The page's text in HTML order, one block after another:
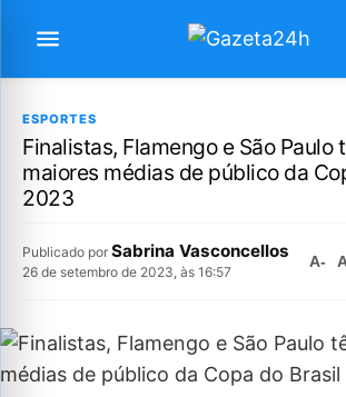
ESPORTES
Finalistas, Flamengo e São Paulo
maiores médias de público da
2023
Publicado por Sabrina Vasconcellos
26 de setembro de 2023, às 16:57
A-